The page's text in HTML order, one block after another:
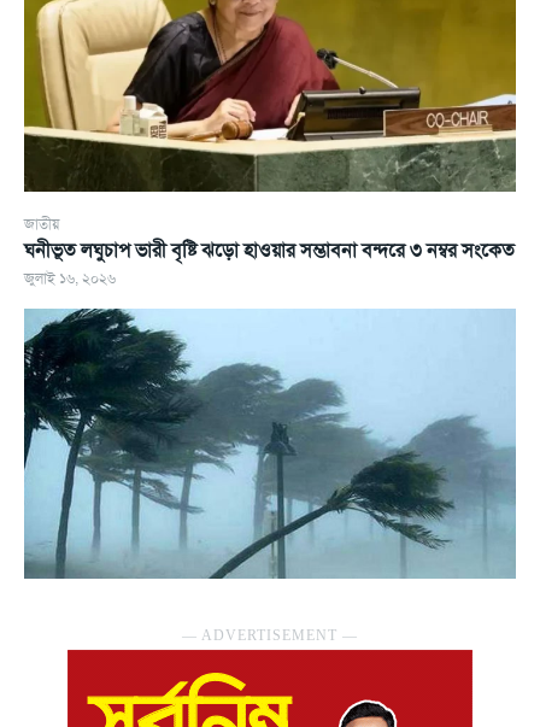
জাতীয়
ঘনীভূত লঘুচাপ ভারী বৃষ্টি ঝড়ো হাওয়ার সম্ভাবনা বন্দরে ৩ নম্বর সংকেত
জুলাই ১৬, ২০২৬
― ADVERTISEMENT ―